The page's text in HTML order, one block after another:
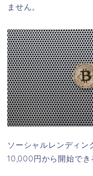
ません。
ソーシャルレンディン
10,000円から開始でき